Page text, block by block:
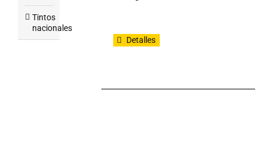
Detalles
Tintos
nacionales